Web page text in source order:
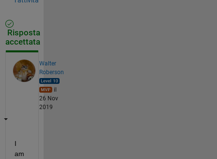
Risposta
accettata
Walter
Roberson
il
26 Nov
2019
I
am